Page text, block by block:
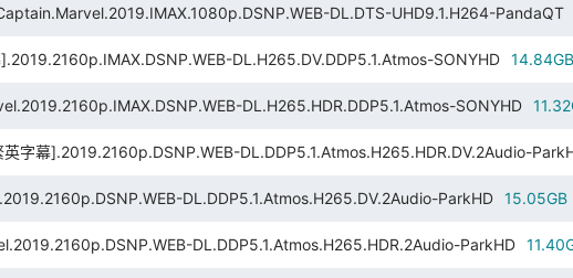
DL.DTS-UHD9.1.H264-PandaQT
DL.H265.DV.DDP5.1.Atmos-SONYHD 14.84GB
DL.H265.HDR.DDP5.1.Atmos-SONYHD
字幕].2019.2160p.DSNP.WEB-DL.DDP5.1.Atmos.H265.HDR.DV.2Audio-
DL.DDP5.1.Atmos.H265.DV.2Audio-ParkHD 15.05GB
DL.DDP5.1.Atmos.H265.HDR.2Audio-ParkHD